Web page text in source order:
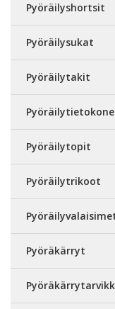
Pyöräilyshortsit
Pyöräilysukat
Pyöräilytakit
Pyöräilytopit
Pyöräilytrikoot
Pyöräkärryt